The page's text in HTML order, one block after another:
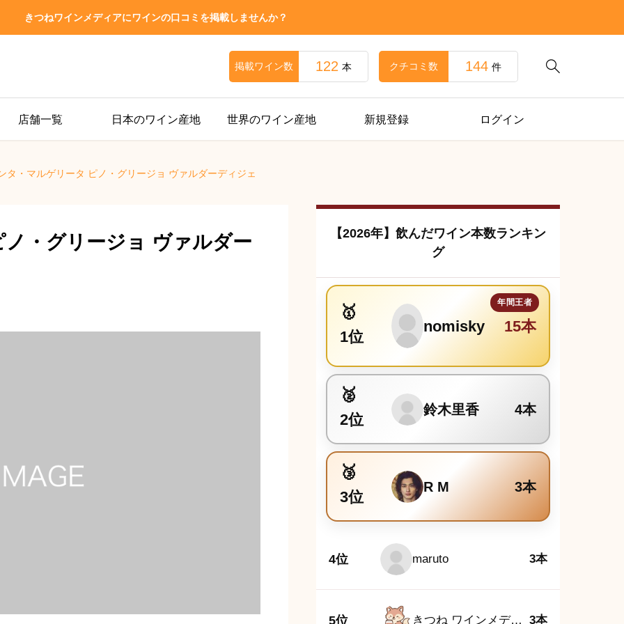
きつねワインメディアにワインの口コミを掲載しませんか？

掲載ワイン数 122 本 クチコミ数 144 件
店舗一覧 日本のワイン産地 世界のワイン産地 新規登録 ログイン
タ・マルゲリータ ピノ・グリージョ ヴァルダーディジェ
・グリージョ ヴァルダー
【2026年】飲んだワイン本数ランキン
グ
1位
nomisky 15本
2位
鈴木里香 4本
3位
R M 3本
4位 maruto 3本
5位 きつね ワインメディア編集部 3本